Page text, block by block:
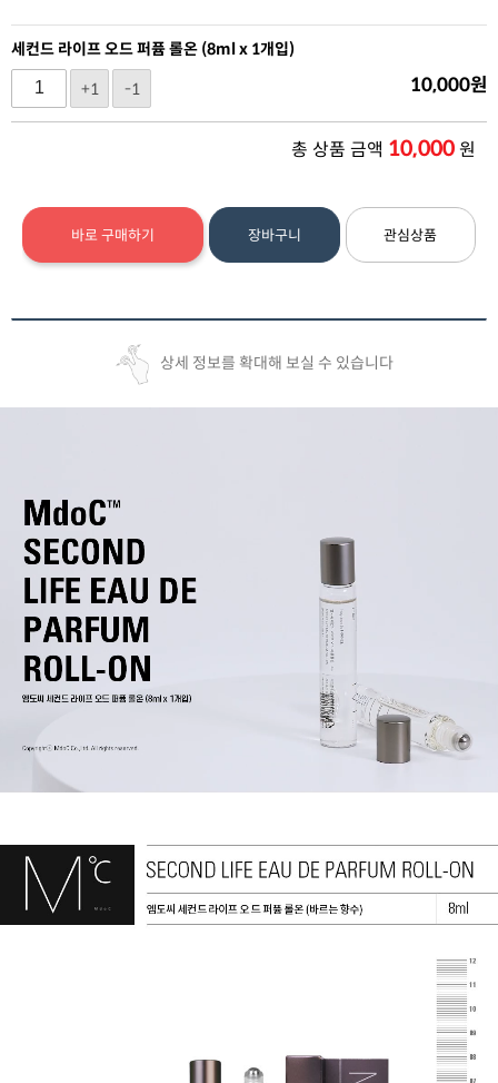
세컨드 라이프 오드 퍼퓸 롤온 (8ml x 1개입)
+1
-1 10,000원
총 상품 금액 10,000원
바로 구매하기 장바구니 관심상품
상세 정보를 확대해 보실 수 있습니다